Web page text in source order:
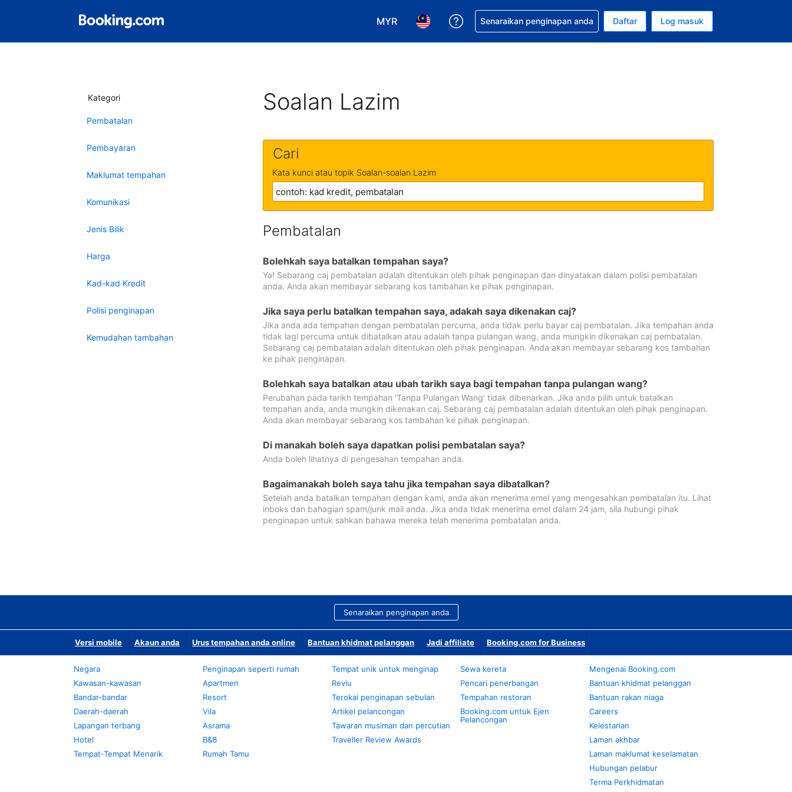
MYR
Pilih mata wang anda. Mata wang semasa anda adalah Ringgit Malaysia
Pilih bahasa anda. Bahasa semasa anda adalah Bahasa Malaysia
Dapatkan bantuan bagi tempahan anda
Senaraikan penginapan anda Daftar Log masuk
Kategori
Pembatalan
Pembayaran
Maklumat tempahan
Komunikasi
Jenis Bilik
Harga
Kad-kad Kredit
Polisi penginapan
Kemudahan tambahan
Soalan Lazim
Cari
Kata kunci atau topik Soalan-soalan Lazim
Pembatalan
Bolehkah saya batalkan tempahan saya?
Ya! Sebarang caj pembatalan adalah ditentukan oleh pihak penginapan dan dinyatakan dalam polisi pembatalan
anda. Anda akan membayar sebarang kos tambahan ke pihak penginapan.
Jika saya perlu batalkan tempahan saya, adakah saya dikenakan caj?
Jika anda ada tempahan dengan pembatalan percuma, anda tidak perlu bayar caj pembatalan. Jika tempahan anda
tidak lagi percuma untuk dibatalkan atau adalah tanpa pulangan wang, anda mungkin dikenakan caj pembatalan.
Sebarang caj pembatalan adalah ditentukan oleh pihak penginapan. Anda akan membayar sebarang kos tambahan
ke pihak penginapan.
Bolehkah saya batalkan atau ubah tarikh saya bagi tempahan tanpa pulangan wang?
Perubahan pada tarikh tempahan 'Tanpa Pulangan Wang' tidak dibenarkan. Jika anda pilih untuk batalkan
tempahan anda, anda mungkin dikenakan caj. Sebarang caj pembatalan adalah ditentukan oleh pihak penginapan.
Anda akan membayar sebarang kos tambahan ke pihak penginapan.
Di manakah boleh saya dapatkan polisi pembatalan saya?
Anda boleh lihatnya di pengesahan tempahan anda.
Bagaimanakah boleh saya tahu jika tempahan saya dibatalkan?
Setelah anda batalkan tempahan dengan kami, anda akan menerima emel yang mengesahkan pembatalan itu. Lihat
inboks dan bahagian spam/junk mail anda. Jika anda tidak menerima emel dalam 24 jam, sila hubungi pihak
penginapan untuk sahkan bahawa mereka telah menerima pembatalan anda.
Senaraikan penginapan anda
Versi mobile Akaun anda Urus tempahan anda online Bantuan khidmat pelanggan Jadi affiliate Booking.com for Business
Negara
Kawasan-kawasan
Bandar-bandar
Daerah-daerah
Lapangan terbang
Hotel
Tempat-Tempat Menarik
Penginapan seperti rumah
Apartmen
Resort
Vila
Asrama
B&B
Rumah Tamu
Tempat unik untuk menginap
Reviu
Terokai penginapan sebulan
Artikel pelancongan
Tawaran musiman dan percutian
Traveller Review Awards
Sewa kereta
Pencari penerbangan
Tempahan restoran
Booking.com untuk Ejen
Pelancongan
Mengenai Booking.com
Bantuan khidmat pelanggan
Bantuan rakan niaga
Careers
Kelestarian
Laman akhbar
Laman maklumat keselamatan
Hubungan pelabur
Terma Perkhidmatan